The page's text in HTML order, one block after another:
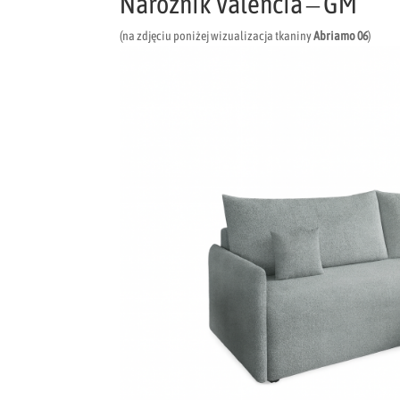
(na zdjęciu poniżej wizualizacja tkaninyAbriamo 06)